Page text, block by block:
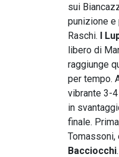
sui
punizione e
Raschi. I
libero di
raggiunge
per tempo.
vibrante 3-
in
finale.
Tomassoni,
Bacciocchi